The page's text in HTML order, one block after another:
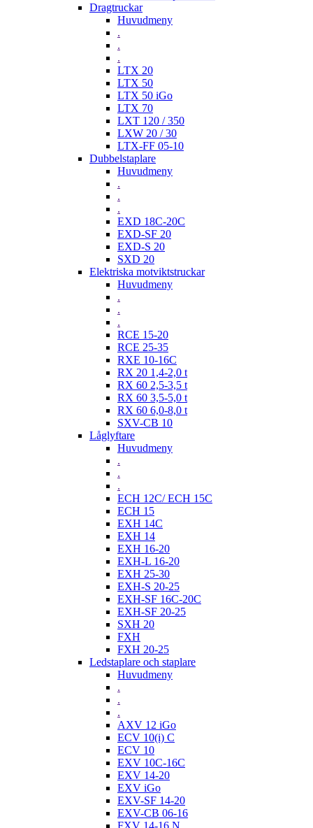
Dragtruckar
Huvudmeny
.
.
.
LTX 20
LTX 50
LTX 50 iGo
LTX 70
LXT 120 / 350
LXW 20 / 30
LTX-FF 05-10
Dubbelstaplare
Huvudmeny
.
.
.
EXD 18C-20C
EXD-SF 20
EXD-S 20
SXD 20
Elektriska motviktstruckar
Huvudmeny
.
.
.
RCE 15-20
RCE 25-35
RXE 10-16C
RX 20 1,4-2,0 t
RX 60 2,5-3,5 t
RX 60 3,5-5,0 t
RX 60 6,0-8,0 t
SXV-CB 10
Låglyftare
Huvudmeny
.
.
.
ECH 12C/ ECH 15C
ECH 15
EXH 14C
EXH 14
EXH 16-20
EXH-L 16-20
EXH 25-30
EXH-S 20-25
EXH-SF 16C-20C
EXH-SF 20-25
SXH 20
FXH
FXH 20-25
Ledstaplare och staplare
Huvudmeny
.
.
.
AXV 12 iGo
ECV 10(i) C
ECV 10
EXV 10C-16C
EXV 14-20
EXV iGo
EXV-SF 14-20
EXV-CB 06-16
FXV 14-16 N